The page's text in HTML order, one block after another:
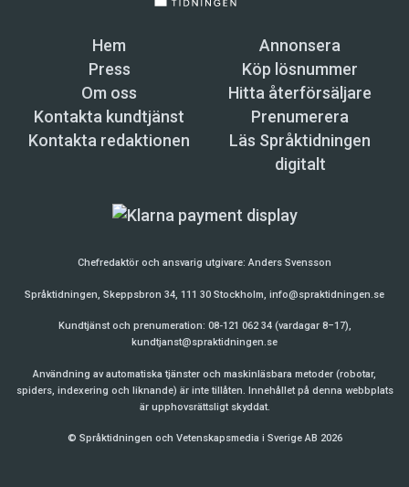
Hem
Annonsera
Press
Köp lösnummer
Om oss
Hitta återförsäljare
Kontakta kundtjänst
Prenumerera
Kontakta redaktionen
Läs Språktidningen
digitalt
Chefredaktör och ansvarig utgivare:Anders Svensson
Språktidningen, Skeppsbron 34, 111 30 Stockholm, info@spraktidningen.se
Kundtjänst och prenumeration: 08-121 062 34 (vardagar 8–17),
kundtjanst@spraktidningen.se
Användning av automatiska tjänster och maskinläsbara metoder (robotar,
spiders, indexering och liknande) är inte tillåten. Innehållet på denna webbplats
är upphovsrättsligt skyddat.
© Språktidningen och Vetenskapsmedia i Sverige AB 2026